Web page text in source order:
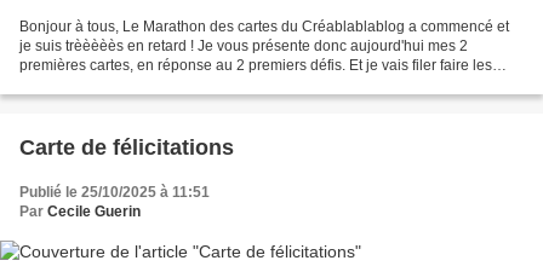
Bonjour à tous, Le Marathon des cartes du Créablablablog a commencé et
je suis trèèèèès en retard ! Je vous présente donc aujourd'hui mes 2
premières cartes, en réponse au 2 premiers défis. Et je vais filer faire les
Carte de félicitations
Publié le 25/10/2025 à 11:51
Par Cecile Guerin